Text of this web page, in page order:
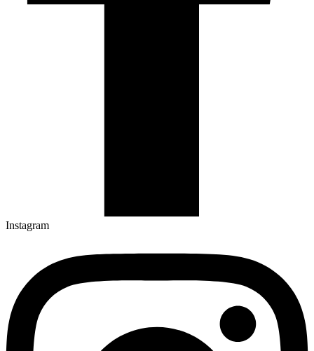
Instagram